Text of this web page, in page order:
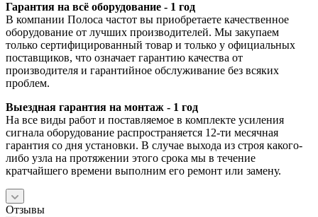
Гарантия на всё оборудование - 1 год
В компании Полоса частот вы приобретаете качественное
оборудование от лучших производителей. Мы закупаем
только сертифицированный товар и только у официальных
поставщиков, что означает гарантию качества от
производителя и гарантийное обслуживание без всяких
проблем.
Выездная гарантия на монтаж - 1 год
На все виды работ и поставляемое в комплекте усиления
сигнала оборудование распространяется 12-ти месячная
гарантия со дня установки. В случае выхода из строя какого-
либо узла на протяжении этого срока мы в течение
кратчайшего времени выполним его ремонт или замену.
Отзывы